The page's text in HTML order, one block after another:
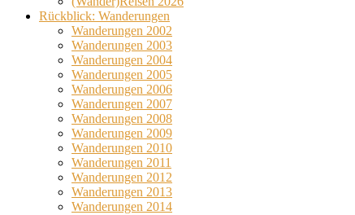
Rückblick: Wanderungen
Wanderungen 2002
Wanderungen 2003
Wanderungen 2004
Wanderungen 2005
Wanderungen 2006
Wanderungen 2007
Wanderungen 2008
Wanderungen 2009
Wanderungen 2010
Wanderungen 2011
Wanderungen 2012
Wanderungen 2013
Wanderungen 2014